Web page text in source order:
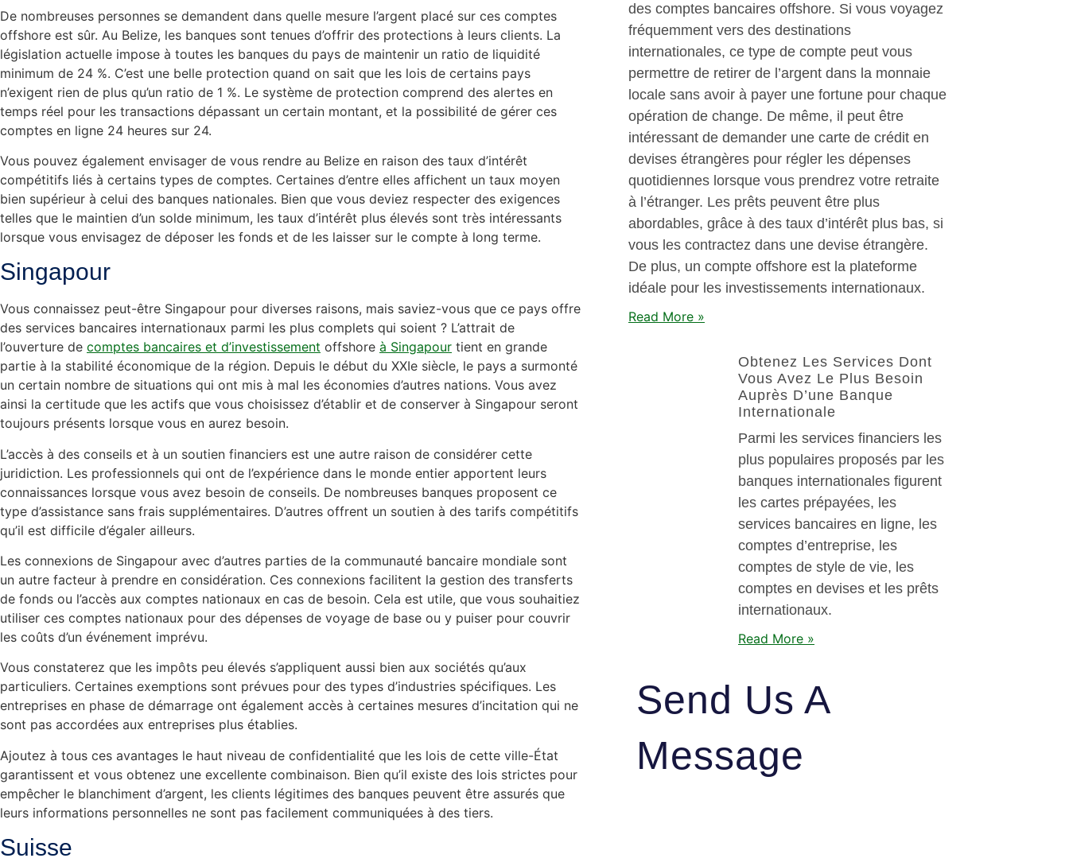
De nombreuses personnes se demandent dans quelle mesure l’argent placé sur ces comptes
offshore est sûr. Au Belize, les banques sont tenues d’offrir des protections à leurs clients. La
législation actuelle impose à toutes les banques du pays de maintenir un ratio de liquidité
minimum de 24 %. C’est une belle protection quand on sait que les lois de certains pays
n’exigent rien de plus qu’un ratio de 1 %. Le système de protection comprend des alertes en
temps réel pour les transactions dépassant un certain montant, et la possibilité de gérer ces
comptes en ligne 24 heures sur 24.
Vous pouvez également envisager de vous rendre au Belize en raison des taux d’intérêt
compétitifs liés à certains types de comptes. Certaines d’entre elles affichent un taux moyen
bien supérieur à celui des banques nationales. Bien que vous deviez respecter des exigences
telles que le maintien d’un solde minimum, les taux d’intérêt plus élevés sont très intéressants
lorsque vous envisagez de déposer les fonds et de les laisser sur le compte à long terme.
Singapour
Vous connaissez peut-être Singapour pour diverses raisons, mais saviez-vous que ce pays offre
des services bancaires internationaux parmi les plus complets qui soient ? L’attrait de
l’ouverture de comptes bancaires et d’investissement offshore à Singapour tient en grande
partie à la stabilité économique de la région. Depuis le début du XXIe siècle, le pays a surmonté
un certain nombre de situations qui ont mis à mal les économies d’autres nations. Vous avez
ainsi la certitude que les actifs que vous choisissez d’établir et de conserver à Singapour seront
toujours présents lorsque vous en aurez besoin.
L’accès à des conseils et à un soutien financiers est une autre raison de considérer cette
juridiction. Les professionnels qui ont de l’expérience dans le monde entier apportent leurs
connaissances lorsque vous avez besoin de conseils. De nombreuses banques proposent ce
type d’assistance sans frais supplémentaires. D’autres offrent un soutien à des tarifs compétitifs
qu’il est difficile d’égaler ailleurs.
Les connexions de Singapour avec d’autres parties de la communauté bancaire mondiale sont
un autre facteur à prendre en considération. Ces connexions facilitent la gestion des transferts
de fonds ou l’accès aux comptes nationaux en cas de besoin. Cela est utile, que vous souhaitiez
utiliser ces comptes nationaux pour des dépenses de voyage de base ou y puiser pour couvrir
les coûts d’un événement imprévu.
Vous constaterez que les impôts peu élevés s’appliquent aussi bien aux sociétés qu’aux
particuliers. Certaines exemptions sont prévues pour des types d’industries spécifiques. Les
entreprises en phase de démarrage ont également accès à certaines mesures d’incitation qui ne
sont pas accordées aux entreprises plus établies.
Ajoutez à tous ces avantages le haut niveau de confidentialité que les lois de cette ville-État
garantissent et vous obtenez une excellente combinaison. Bien qu’il existe des lois strictes pour
empêcher le blanchiment d’argent, les clients légitimes des banques peuvent être assurés que
leurs informations personnelles ne sont pas facilement communiquées à des tiers.
Suisse
des comptes bancaires offshore. Si vous voyagez
fréquemment vers des destinations
internationales, ce type de compte peut vous
permettre de retirer de l’argent dans la monnaie
locale sans avoir à payer une fortune pour chaque
opération de change. De même, il peut être
intéressant de demander une carte de crédit en
devises étrangères pour régler les dépenses
quotidiennes lorsque vous prendrez votre retraite
à l’étranger. Les prêts peuvent être plus
abordables, grâce à des taux d’intérêt plus bas, si
vous les contractez dans une devise étrangère.
De plus, un compte offshore est la plateforme
idéale pour les investissements internationaux.
Read More »
Obtenez Les Services Dont
Vous Avez Le Plus Besoin
Auprès D’une Banque
Internationale
Parmi les services financiers les
plus populaires proposés par les
banques internationales figurent
les cartes prépayées, les
services bancaires en ligne, les
comptes d’entreprise, les
comptes de style de vie, les
comptes en devises et les prêts
internationaux.
Read More »
Send Us A
Message